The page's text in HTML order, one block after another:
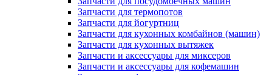
Запчасти для термопотов
Запчасти для йогуртниц
Запчасти для кухонных комбайнов (машин)
Запчасти для кухонных вытяжек
Запчасти и аксессуары для миксеров
Запчасти и аксессуары для кофемашин